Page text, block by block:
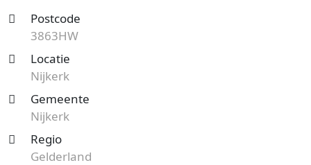
Postcode
3863HW
Locatie
Nijkerk
Gemeente
Nijkerk
Regio
Gelderland